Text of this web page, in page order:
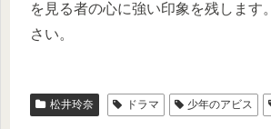
を見る者の心に強い印象を残します
さい。
松井玲奈 ドラマ 少年のアビス